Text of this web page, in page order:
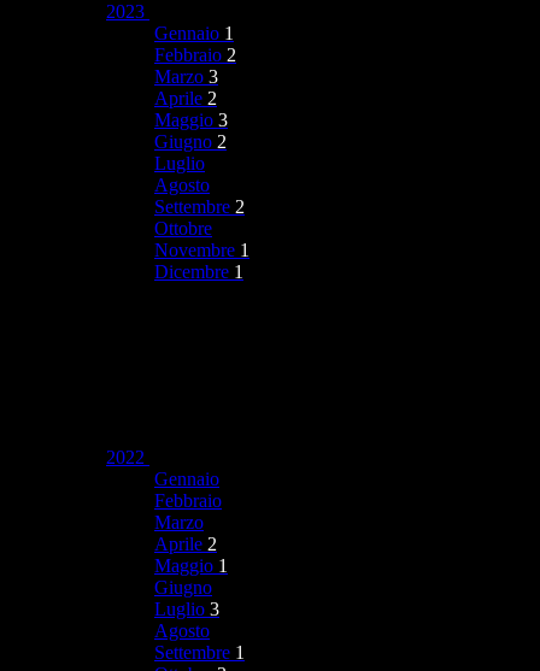
2023
Gennaio 1
Febbraio 2
Marzo 3
Aprile 2
Maggio 3
Giugno 2
Luglio
Agosto
Settembre 2
Ottobre
Novembre 1
Dicembre 1
2022
Gennaio
Febbraio
Marzo
Aprile 2
Maggio 1
Giugno
Luglio 3
Agosto
Settembre 1